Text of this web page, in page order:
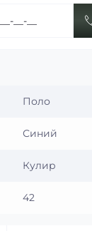
Поло
Синий
Кулир
42